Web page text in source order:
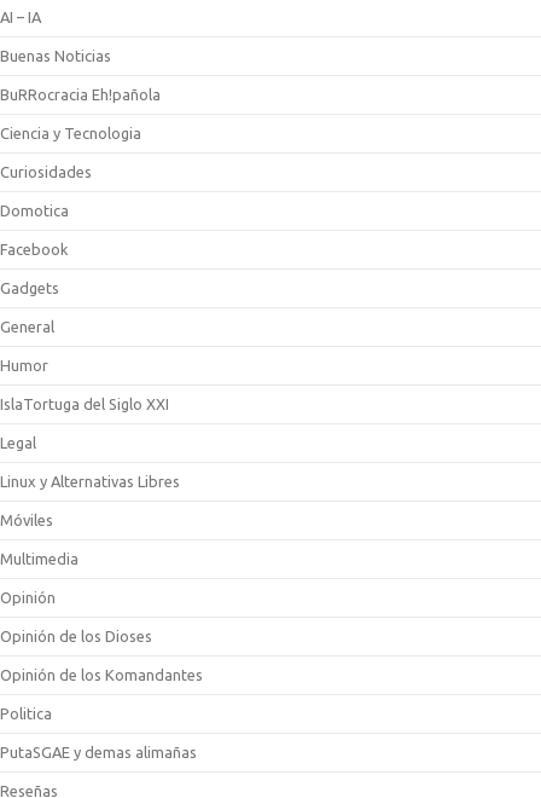
AI – IA
Buenas Noticias
BuRRocracia Eh!pañola
Ciencia y Tecnologia
Curiosidades
Domotica
Facebook
Gadgets
General
Humor
IslaTortuga del Siglo XXI
Legal
Linux y Alternativas Libres
Móviles
Multimedia
Opinión
Opinión de los Dioses
Opinión de los Komandantes
Politica
PutaSGAE y demas alimañas
Reseñas